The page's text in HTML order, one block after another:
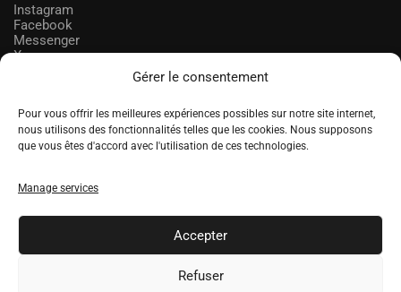
Gérer le consentement
Pour vous offrir les meilleures expériences possibles sur notre site internet,
nous utilisons des fonctionnalités telles que les cookies. Nous supposons
que vous êtes d'accord avec l'utilisation de ces technologies.
Manage services
Accepter
Refuser
Instagram
Facebook
Messenger
X
LANGUE